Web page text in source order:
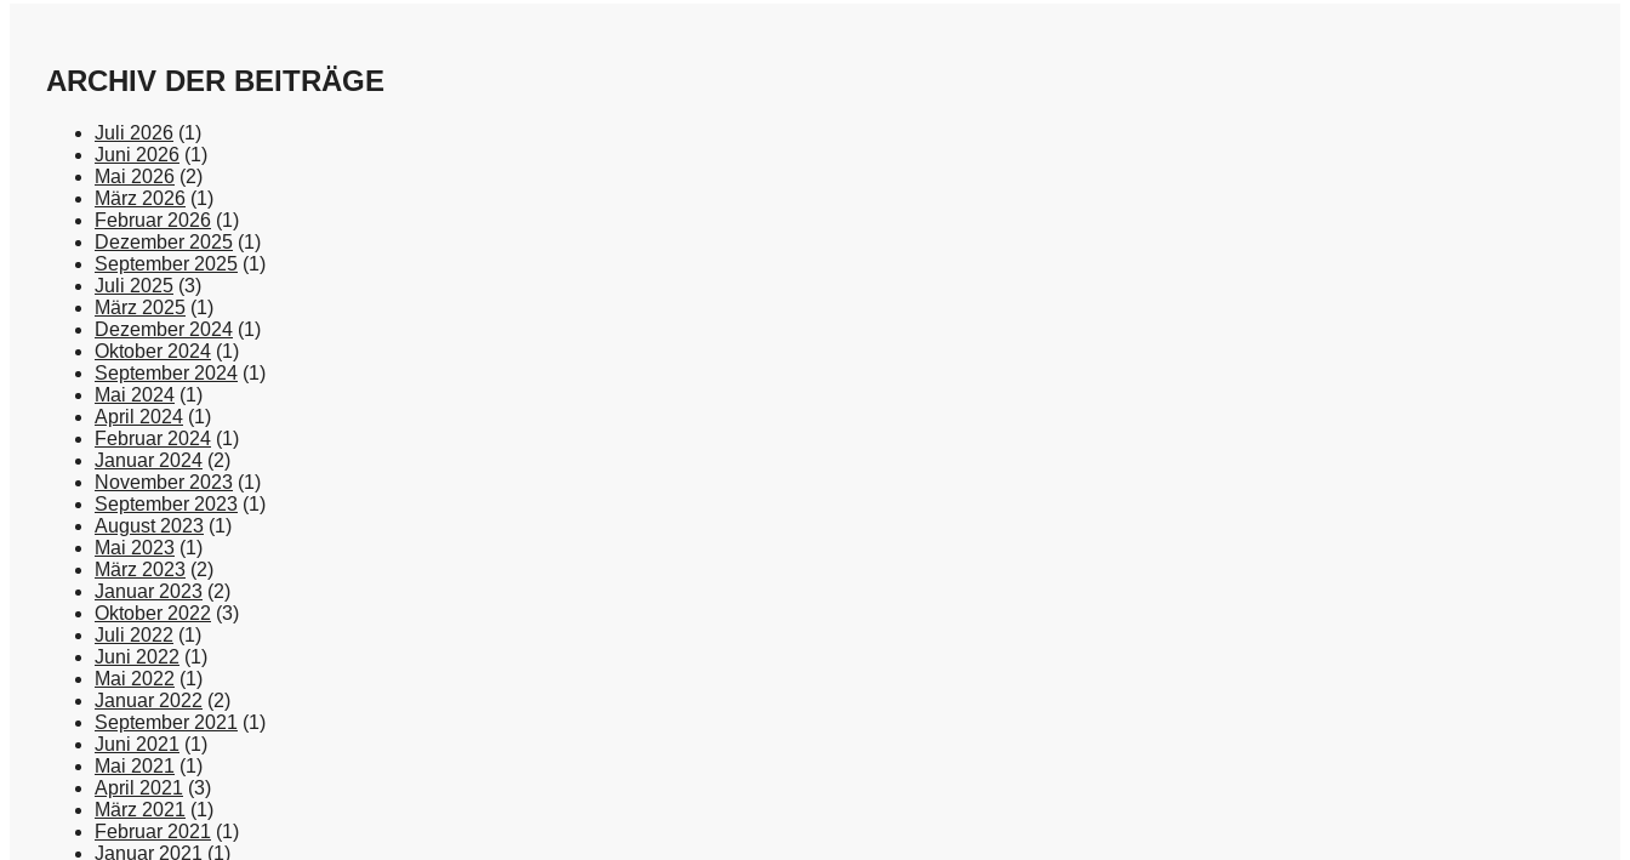
ARCHIV DER BEITRÄGE
Juli 2026 (1)
Juni 2026 (1)
Mai 2026 (2)
März 2026 (1)
Februar 2026 (1)
Dezember 2025 (1)
September 2025 (1)
Juli 2025 (3)
März 2025 (1)
Dezember 2024 (1)
Oktober 2024 (1)
September 2024 (1)
Mai 2024 (1)
April 2024 (1)
Februar 2024 (1)
Januar 2024 (2)
November 2023 (1)
September 2023 (1)
August 2023 (1)
Mai 2023 (1)
März 2023 (2)
Januar 2023 (2)
Oktober 2022 (3)
Juli 2022 (1)
Juni 2022 (1)
Mai 2022 (1)
Januar 2022 (2)
September 2021 (1)
Juni 2021 (1)
Mai 2021 (1)
April 2021 (3)
März 2021 (1)
Februar 2021 (1)
Januar 2021 (1)